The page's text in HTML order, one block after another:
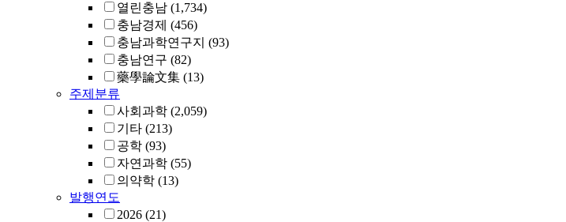
열린충남 (1,734)
충남경제 (456)
충남과학연구지 (93)
충남연구 (82)
藥學論文集 (13)
주제분류
사회과학 (2,059)
기타 (213)
공학 (93)
자연과학 (55)
의약학 (13)
발행연도
2026 (21)